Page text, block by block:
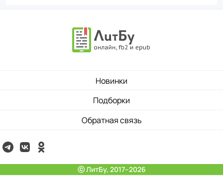
Новинки
Подборки
Обратная связь
ⓒ ЛитБу, 2017–2026